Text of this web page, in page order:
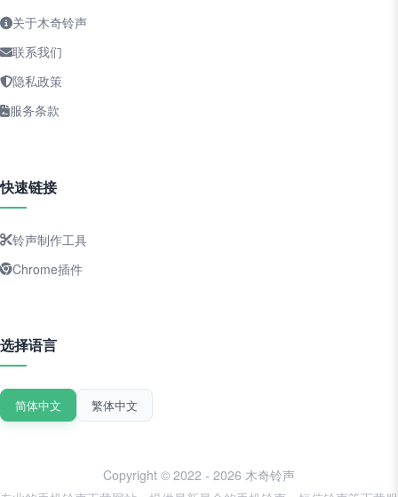
关于木奇铃声
联系我们
隐私政策
服务条款
快速链接
铃声制作工具
Chrome插件
选择语言
简体中文 繁体中文
Copyright © 2022 - 2026 木奇铃声